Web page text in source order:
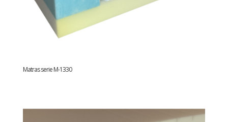
Matras serie M-1330